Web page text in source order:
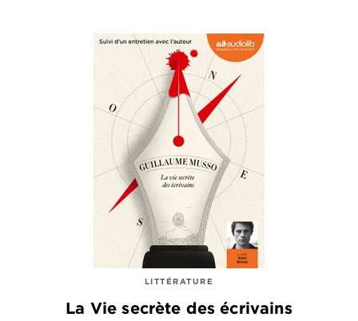
LITTÉRATURE
La Vie secrète des écrivains